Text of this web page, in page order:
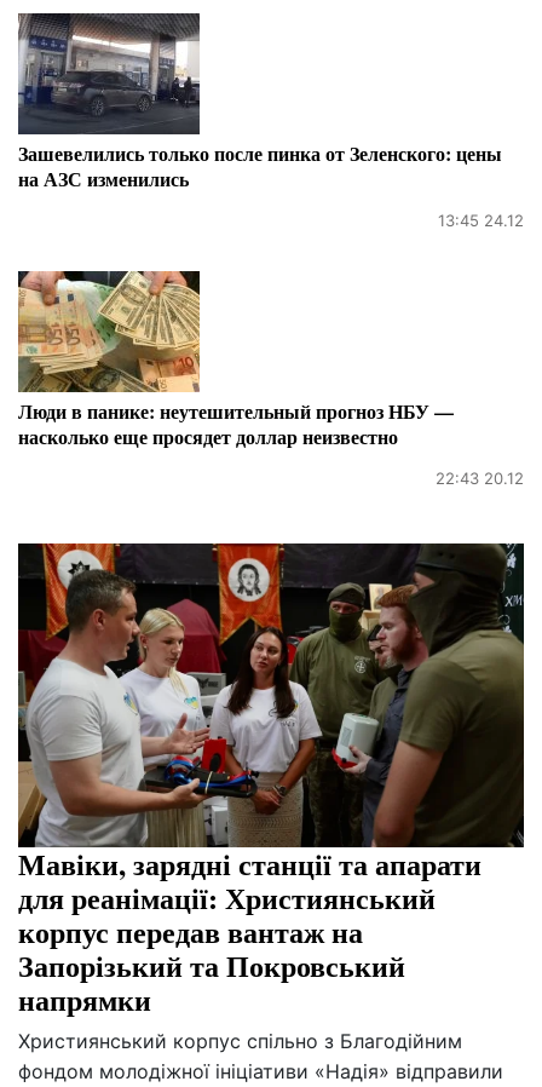
Зашевелились только после пинка от Зеленского: цены
на АЗС изменились
13:45 24.12
Люди в панике: неутешительный прогноз НБУ —
насколько еще просядет доллар неизвестно
22:43 20.12
Мавіки, зарядні станції та апарати
для реанімації: Християнський
корпус передав вантаж на
Запорізький та Покровський
напрямки
Християнський корпус спільно з Благодійним
фондом молодіжної ініціативи «Надія» відправили